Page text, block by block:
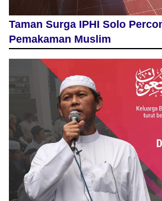
Taman Surga IPHI Solo
Pemakaman Muslim